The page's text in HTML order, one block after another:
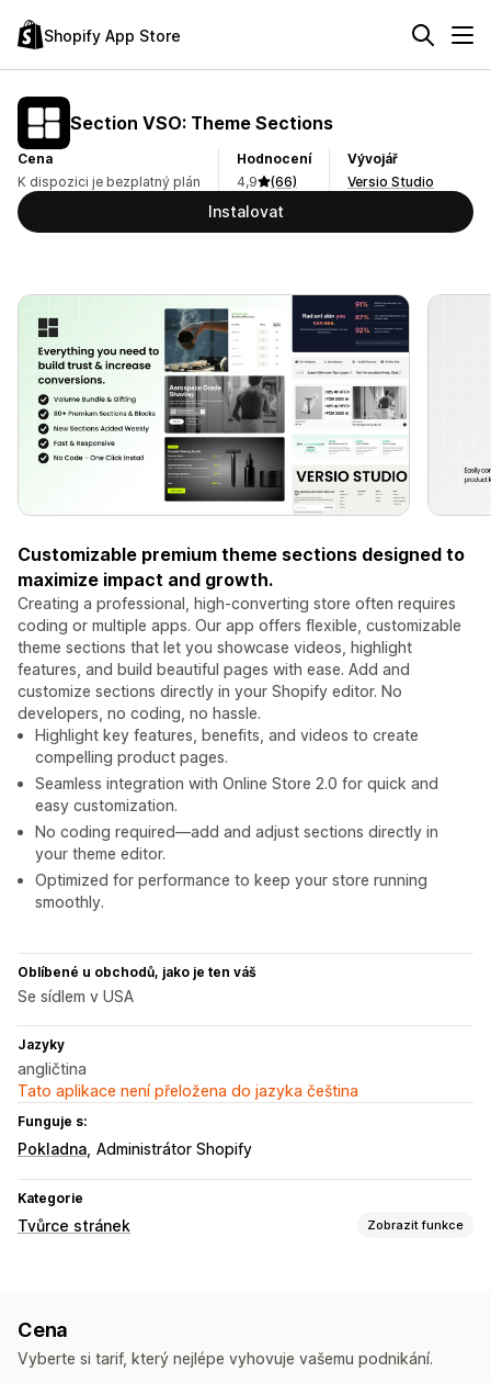
Shopify App Store
Section VSO: Theme Sections
Cena
K dispozici je bezplatný plán
Hodnocení
4,9
(66)
Vývojář
Versio Studio
Instalovat
Customizable premium theme sections designed to
maximize impact and growth.
Creating a professional, high-converting store often requires
coding or multiple apps. Our app offers flexible, customizable
theme sections that let you showcase videos, highlight
features, and build beautiful pages with ease. Add and
customize sections directly in your Shopify editor. No
developers, no coding, no hassle.
Highlight key features, benefits, and videos to create
compelling product pages.
Seamless integration with Online Store 2.0 for quick and
easy customization.
No coding required—add and adjust sections directly in
your theme editor.
Optimized for performance to keep your store running
smoothly.
Oblíbené u obchodů, jako je ten váš
Se sídlem v USA
Jazyky
angličtina
Tato aplikace není přeložena do jazyka čeština
Funguje s:
Pokladna Administrátor Shopify
Kategorie
Tvůrce stránek Zobrazit funkce
Stránky O nás
Cena
Vyberte si tarif, který nejlépe vyhovuje vašemu podnikání.